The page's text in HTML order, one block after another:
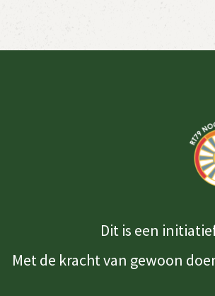
Dit is een
Met de kracht van gewoon